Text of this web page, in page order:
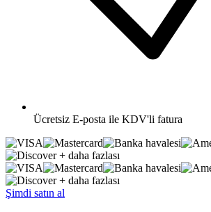
Ücretsiz E-posta ile KDV'li fatura
+ daha fazlası
+ daha fazlası
Şimdi satın al